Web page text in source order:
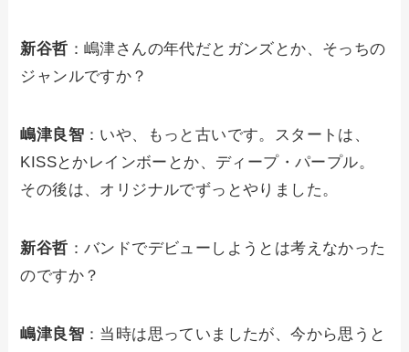
新谷哲 ：嶋津さんの年代だとガンズとか、そっちの
ジャンルですか？
嶋津良智 ：いや、もっと古いです。スタートは、
KISSとかレインボーとか、ディープ・パープル。
その後は、オリジナルでずっとやりました。
新谷哲 ：バンドでデビューしようとは考えなかった
のですか？
嶋津良智 ：当時は思っていましたが、今から思うと